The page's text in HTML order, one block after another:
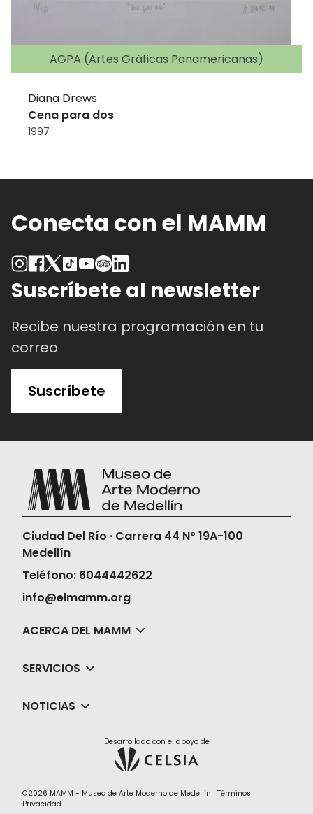
AGPA (Artes Gráficas Panamericanas)
Diana Drews
Cena para dos
1997
Conecta con el MAMM
Suscríbete al newsletter
Recibe nuestra programación en tu
correo
Suscríbete
Ciudad Del Río · Carrera 44 N° 19A-100
Medellín
Teléfono: 6044442622
info@elmamm.org
ACERCA DEL MAMM
SERVICIOS
NOTICIAS
Desarrollado con el apoyo de
©2026 MAMM - Museo de Arte Moderno de Medellín | Términos |
Privacidad